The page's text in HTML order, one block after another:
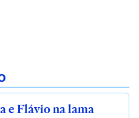
e Flávio na lama